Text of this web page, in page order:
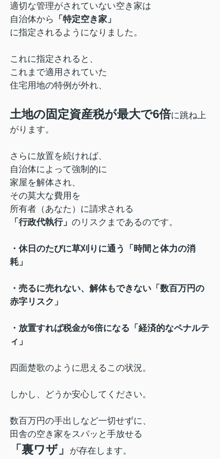
適切な管理がされていない空き家は
自治体から
「特定空き家」
に指定されるようになりました。
これに指定されると、
これまで適用されていた
住宅用地の特例が外れ、
土地の固定資産税が最大で6倍に跳ね上
がります。
さらに放置を続ければ、
自治体によって強制的に
家屋を解体され、
その莫大な費用を
所有者（あなた）に請求される
「行政代執行」 のリスクまであるのです。
・休日のたびに草刈りに通う「時間と体力の消
耗」
・売るに売れない、解体もできない「数百万円の
赤字リスク」
・放置すれば税金が6倍になる「経済的なペナルテ
ィ」
四面楚歌のように思えるこの状況。
しかし、どうか安心してください。
数百万円の手出しなど一切せずに、
田舎の空き家をスパッと手放せる
「裏ワザ」 が存在します。